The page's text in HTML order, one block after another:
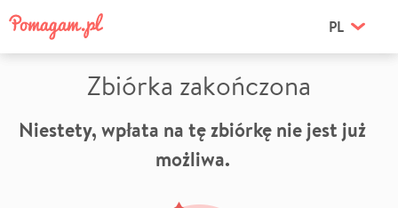
PL
Zbiórka zakończona
Niestety, wpłata na tę zbiórkę nie jest już
możliwa.